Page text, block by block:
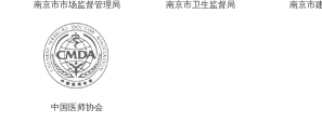
南京市市场监督管理局 南京市卫生监督局 南京市
中国医师协会